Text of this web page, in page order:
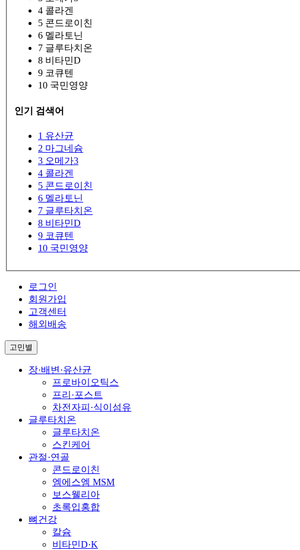
4 콜라겐
5 콘드로이친
6 멜라토닌
7 글루타치온
8 비타민D
9 코큐텐
10 국민영양
인기 검색어
1 유산균
2 마그네슘
3 오메가3
4 콜라겐
5 콘드로이친
6 멜라토닌
7 글루타치온
8 비타민D
9 코큐텐
10 국민영양
로그인
회원가입
고객센터
해외배송
고민별
장·배변·유산균
프로바이오틱스
프리·포스트
차전자피·식이섬유
글루타치온
글루타치온
스킨케어
관절·연골
콘드로이친
엠에스엠 MSM
보스웰리아
초록입홍합
뼈건강
칼슘
비타민D·K